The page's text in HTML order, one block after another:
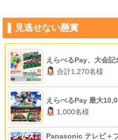
見逃せない懸賞
えらべるPay、大会記
合計1,270名様
えらべるPay 最大
1,000名様
Panasonic テレビ＋